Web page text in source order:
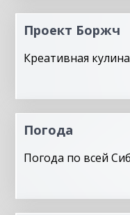
Проект Боржч
Креативная
Погода
Погода по всей